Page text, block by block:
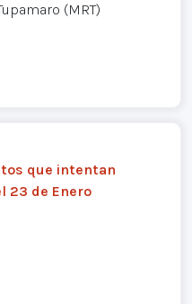
(MRT)
que intentan
23 de Enero